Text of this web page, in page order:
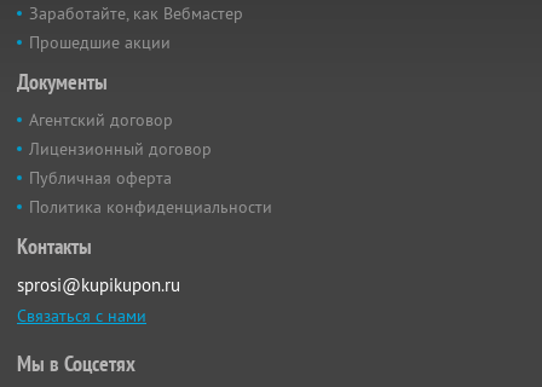
Заработайте, как Вебмастер
Прошедшие акции
Документы
Агентский договор
Лицензионный договор
Публичная оферта
Политика конфиденциальности
Контакты
sprosi@kupikupon.ru
Связаться с нами
Мы в Соцсетях